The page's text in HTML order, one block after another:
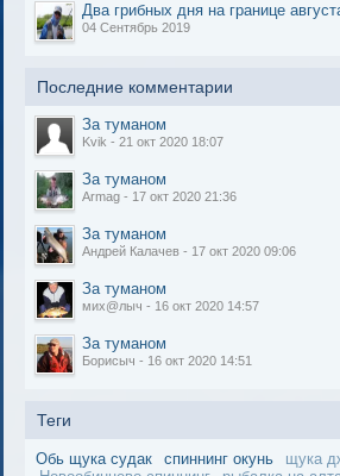
Два грибных дня на границе
04 Сентябрь 2019
Последние комментарии
За туманом
Kvik - 21 окт 2020 18:07
За туманом
Armag - 17 окт 2020 21:36
За туманом
Андрей Калачев - 17 окт 2020 09:06
За туманом
мих@лыч - 16 окт 2020 14:57
За туманом
Борисыч - 16 окт 2020 14:51
Теги
Обь щука судак спиннинг окунь щука